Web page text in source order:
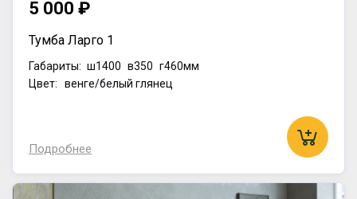
5 000 ₽
Тумба Ларго 1
Габариты: ш1400 в350 г460мм
Цвет: венге/белый глянец
Подробнее